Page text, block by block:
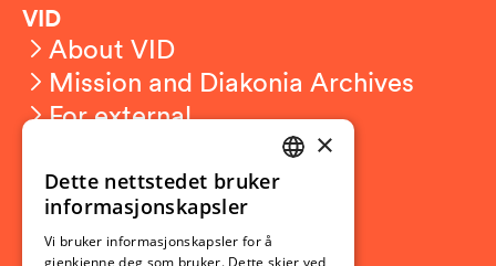
VID
About VID
Mission and Diakonia Archives
For external
Student related
For students
NORWEGIAN
×
Dette nettstedet bruker
informasjonskapsler
Vi bruker informasjonskapsler for å
gjenkjenne deg som bruker. Dette skjer ved